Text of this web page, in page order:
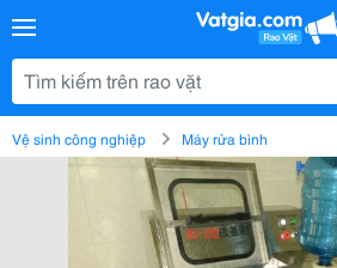
Vệ sinh công nghiệp Máy rửa bình